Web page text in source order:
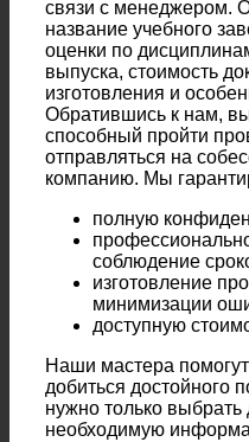
связи с менеджером.
название учебного
оценки по
выпуска, стоимость
изготовления и
Обратившись к нам,
способный пройти
отправляться на
компанию. Мы
полную
соблюдение
изготовление
минимизации
доступную
Наши мастера
добиться достойного
нужно только выбрать
необходимую